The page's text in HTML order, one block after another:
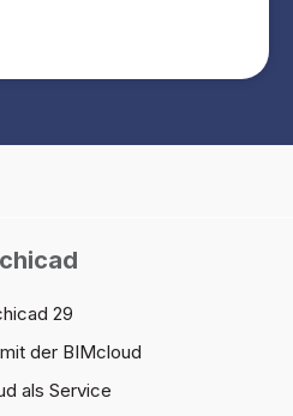
29
der BIMcloud
als Service